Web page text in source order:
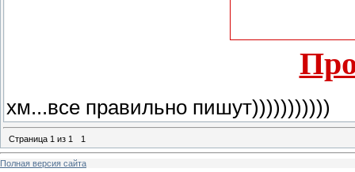
хм...все правильно пишут)))))))))))
Страница 1 из 1 1
Полная версия сайта